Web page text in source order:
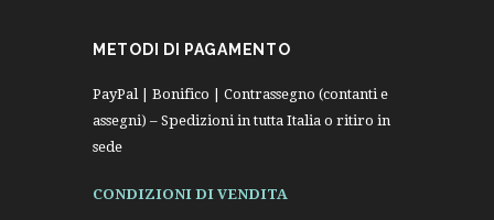
METODI DI PAGAMENTO
PayPal | Bonifico | Contrassegno (contanti e
assegni) – Spedizioni in tutta Italia o ritiro in
sede
CONDIZIONI DI VENDITA